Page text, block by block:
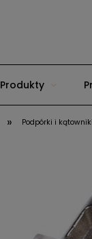
Produkty
» Podpórki i